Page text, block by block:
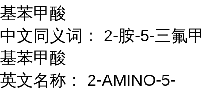
基苯甲酸
中文同义词： 2-胺-5-三氟甲
基苯甲酸
英文名称： 2-AMINO-5-